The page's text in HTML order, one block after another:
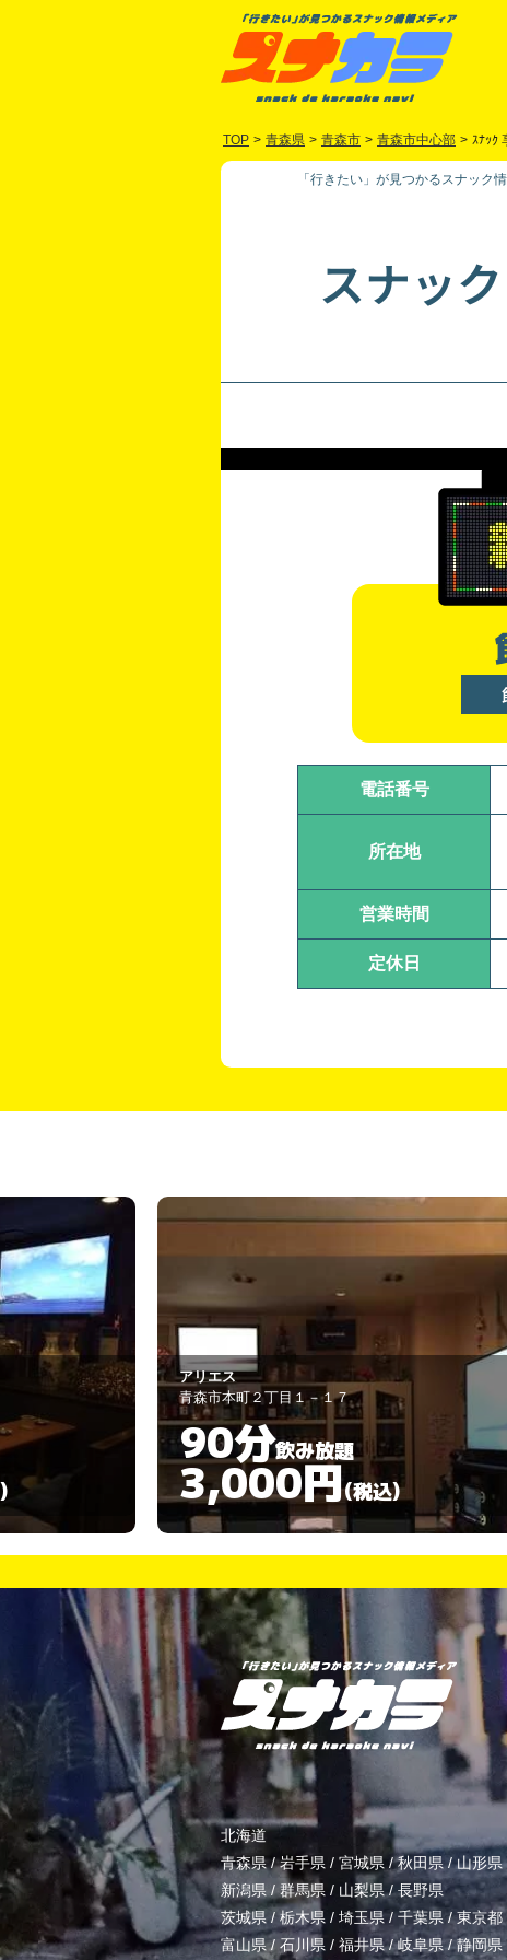
TOP > 青森県 > 青森市 > 青森市中心部 > ｽﾅｯｸ
「行きたい」が見つかるスナック
スナッ
電話番号
所在地
営業時間
定休日
Ｇｒａｆｆｉｔｉ
青森市本町１丁目7-5
90分飲み放題
3,000円(税込)
北海道
青森県/岩手県 / 宮城県 /秋田県 /山形県
新潟県 / 群馬県 / 山梨県/長野県
茨城県 / 栃木県 / 埼玉県/ 千葉県 /東京都
富山県/ 石川県 / 福井県/岐阜県/静岡県